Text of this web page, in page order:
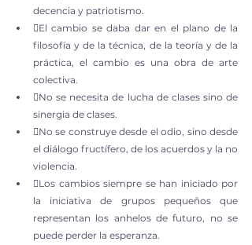
decencia y patriotismo.
El cambio se daba dar en el plano de la
filosofía y de la técnica, de la teoría y de la
práctica, el cambio es una obra de arte
colectiva.
No se necesita de lucha de clases sino de
sinergia de clases.
No se construye desde el odio, sino desde
el diálogo fructífero, de los acuerdos y la no
violencia.
Los cambios siempre se han iniciado por
la iniciativa de grupos pequeños que
representan los anhelos de futuro, no se
puede perder la esperanza.